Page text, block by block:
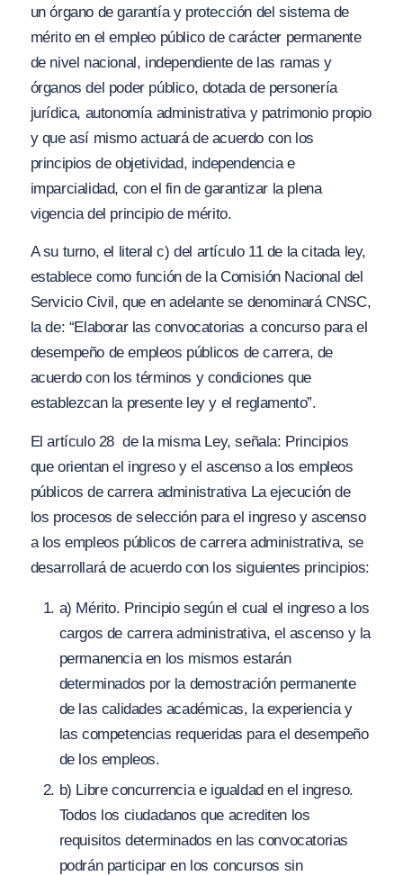
un órgano de garantía y protección del sistema de
mérito en el empleo público de carácter permanente
de nivel nacional, independiente de las ramas y
órganos del poder público, dotada de personería
jurídica, autonomía administrativa y patrimonio propio
y que así mismo actuará de acuerdo con los
principios de objetividad, independencia e
imparcialidad, con el fin de garantizar la plena
vigencia del principio de mérito.
A su turno, el literal c) del artículo 11 de la citada ley,
establece como función de la Comisión Nacional del
Servicio Civil, que en adelante se denominará CNSC,
la de: “Elaborar las convocatorias a concurso para el
desempeño de empleos públicos de carrera, de
acuerdo con los términos y condiciones que
establezcan la presente ley y el reglamento”.
El artículo 28 de la misma Ley, señala: Principios
que orientan el ingreso y el ascenso a los empleos
públicos de carrera administrativa La ejecución de
los procesos de selección para el ingreso y ascenso
a los empleos públicos de carrera administrativa, se
desarrollará de acuerdo con los siguientes principios:
a) Mérito. Principio según el cual el ingreso a los
cargos de carrera administrativa, el ascenso y la
permanencia en los mismos estarán
determinados por la demostración permanente
de las calidades académicas, la experiencia y
las competencias requeridas para el desempeño
de los empleos.
b) Libre concurrencia e igualdad en el ingreso.
Todos los ciudadanos que acrediten los
requisitos determinados en las convocatorias
podrán participar en los concursos sin